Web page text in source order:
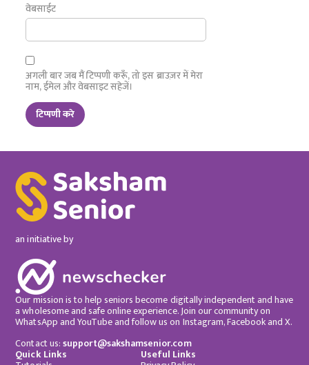
वेबसाईट
अगली बार जब मैं टिप्पणी करूँ, तो इस ब्राउज़र में मेरा
नाम, ईमेल और वेबसाइट सहेजें।
an initiative by
Our mission is to help seniors become digitally independent and have
a wholesome and safe online experience. Join our community on
WhatsApp and YouTube and follow us on Instagram, Facebook and X.
Contact us:support@sakshamsenior.com
Quick Links Useful Links